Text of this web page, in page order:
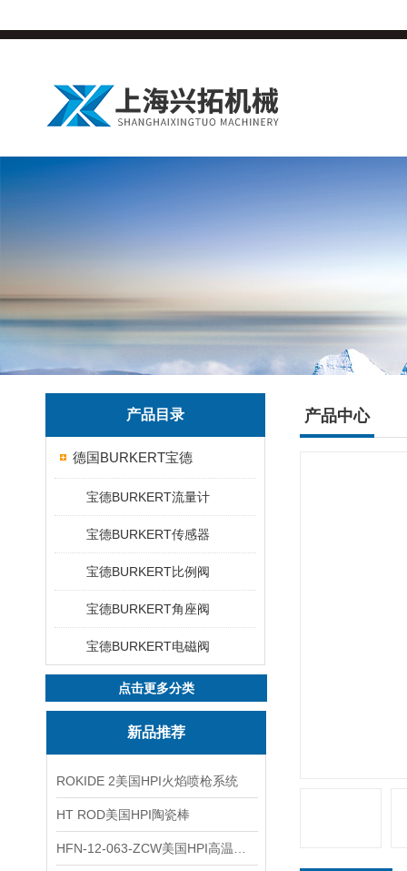
产品目录
德国BURKERT宝德
宝德BURKERT流量计
宝德BURKERT传感器
宝德BURKERT比例阀
宝德BURKERT角座阀
宝德BURKERT电磁阀
点击更多分类
新品推荐
ROKIDE 2美国HPI火焰喷枪系统
HT ROD美国HPI陶瓷棒
产品中心